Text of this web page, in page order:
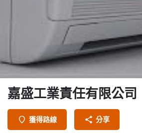
嘉盛工業責任有限公司
獲得路線 分享